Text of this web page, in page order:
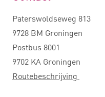
Paterswoldseweg 813
9728 BM Groningen
Postbus 8001
9702 KA Groningen
Routebeschrijving